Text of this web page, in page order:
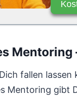
fallen
Mentoring gibt